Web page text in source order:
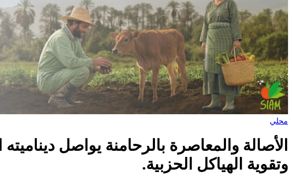
محلي
الأصالة والمعاصرة بالرحامنة يواصل
وتقوية الهياكل الحزبية.